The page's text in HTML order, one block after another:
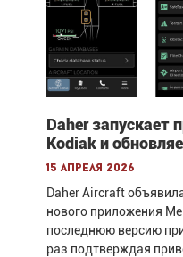
Daher запускает
Kodiak и
15 апреля 2026
Daher Aircraft
нового приложения
последнюю версию
раз подтверждая